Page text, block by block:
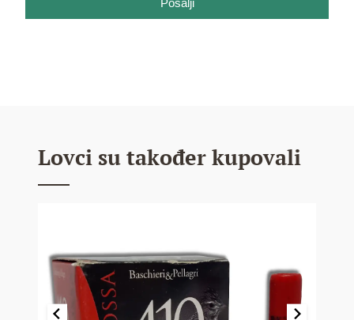
Pošalji
Lovci su također kupovali